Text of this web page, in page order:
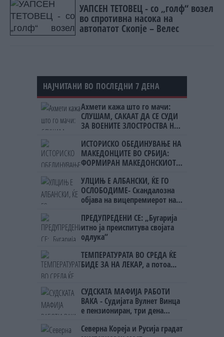
УАПСЕН ТЕТОВЕЦ - со „голф“ возел
во спротивна насока на
автопатот Скопје – Велес
НАЈЧИТАНИ ВО ПОСЛЕДНИ 7 ДЕНА
Ахмети кажа што го мачи:
СЛУШАМ, САКААТ ДА СЕ СУДИ
ЗА ВОЕНИТЕ ЗЛОСТРОСТВА НА
ИСТОРИСКО ОБЕДИНУВАЊЕ НА
МАКЕДОНЦИТЕ ВО СРБИЈА:
ФОРМИРАН МАКЕДОНСКИОТ
УЛЦИЊ Е АЛБАНСКИ, ЌЕ ГО
ОСЛОБОДИМЕ- Скандалозна
објава на вицепремиерот на
ПРЕДУПРЕДЕНИ СЕ: „Бугарија
итно ја преиспитува својата
одлука“
ТЕМПЕРАТУРАТА ВО СРЕДА ЌЕ
БИДЕ ЗА НА ЛЕКАР, а потоа...
СУДСКАТА МАФИЈА РАБОТИ
ВАКА - Судијата Вулнет Винца
е пензиониран, три дена
на бизнисменот Марковски
Северна Кореја и Русија градат